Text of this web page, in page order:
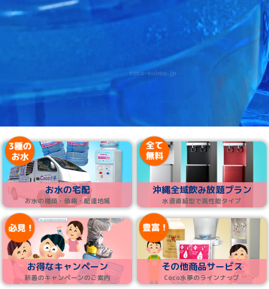
お水の宅配
お水の種類・価格・配達地域
沖縄全域飲み放題プラン
水道直結型で高性能タイプ
お得なキャンペーン
新着のキャンペーンのご案内
その他商品サービス
Coco水夢のラインナップ